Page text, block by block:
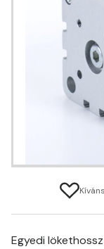
Egyedi